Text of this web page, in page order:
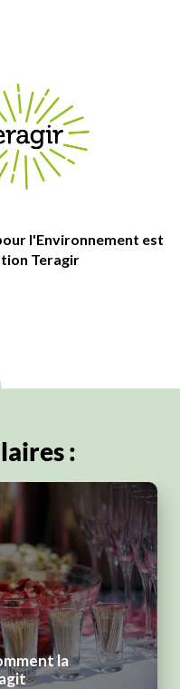
l'Environnement est
Teragir
:
la